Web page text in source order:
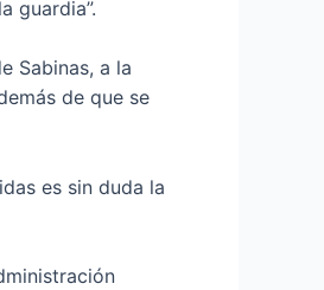
guardia”.
Sabinas, a la
de que se
es sin duda la